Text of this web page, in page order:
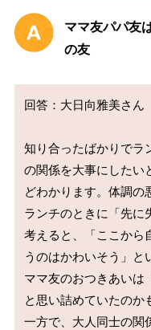
ママ友パパ友
の友
回答：大日向雅美さん
知り合ったばかりでラ
の関係を大事にしたい
どわかります。体調の
ランチのときに「先に
考えると、「ここから
うのはかわいそう」と
ママ友のおつきあいは
と思い詰めていたのか
一方で、大人同士の関